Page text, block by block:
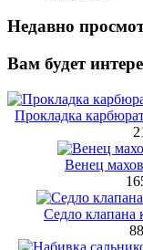
Недавно
Вам будет
Прокладка
Венец
Седло клапана